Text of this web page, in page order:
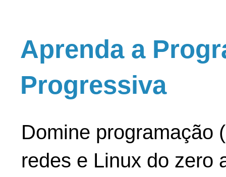
Aprenda a
Progressiva
Domine programação
redes e Linux do zero